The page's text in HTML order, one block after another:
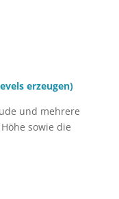
erzeugen)
und mehrere
sowie die